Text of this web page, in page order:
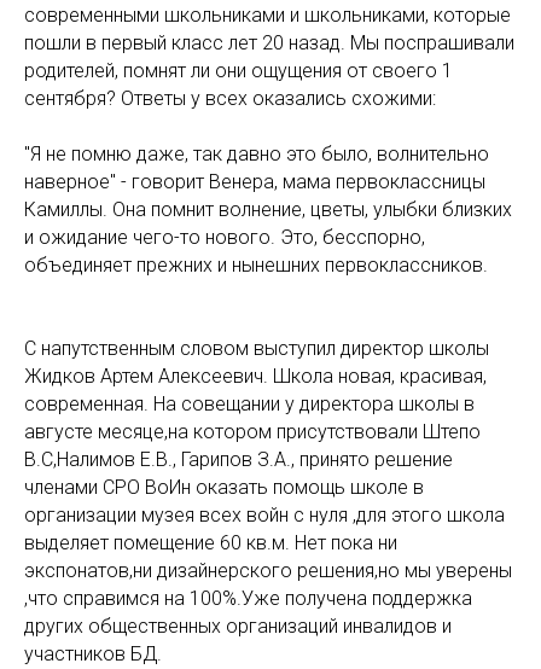
современными школьниками и школьниками, которые
пошли в первый класс лет 20 назад. Мы поспрашивали
родителей, помнят ли они ощущения от своего 1
сентября? Ответы у всех оказались схожими:
"Я не помню даже, так давно это было, волнительно
наверное" - говорит Венера, мама первоклассницы
Камиллы. Она помнит волнение, цветы, улыбки близких
и ожидание чего-то нового. Это, бесспорно,
объединяет прежних и нынешних первоклассников.
С напутственным словом выступил директор школы
Жидков Артем Алексеевич. Школа новая, красивая,
современная. На совещании у директора школы в
августе месяце,на котором присутствовали Штепо
В.С,Налимов Е.В., Гарипов З.А., принято решение
членами СРО ВоИн оказать помощь школе в
организации музея всех войн с нуля ,для этого школа
выделяет помещение 60 кв.м. Нет пока ни
экспонатов,ни дизайнерского решения,но мы уверены
,что справимся на 100%.Уже получена поддержка
других общественных организаций инвалидов и
участников БД.